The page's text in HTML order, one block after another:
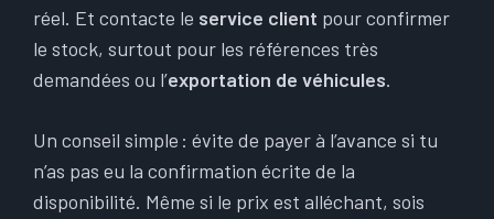
réel. Et contacte le service client pour confirmer
le stock, surtout pour les références très
demandées ou l’exportation de véhicules.
Un conseil simple : évite de payer à l’avance si tu
n’as pas eu la confirmation écrite de la
disponibilité. Même si le prix est alléchant, sois